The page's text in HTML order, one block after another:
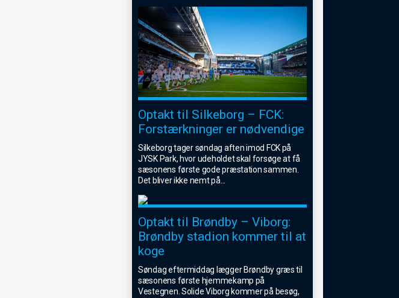
Optakt til Silkeborg – FCK:
Forstærkninger er nødvendige
Silkeborg tager søndag aften imod FCK på
JYSK Park, hvor udeholdet skal forsøge at få
sæsonens første gode præstation sammen.
Det bliver ikke nemt på
Optakt til Brøndby – Viborg:
Brøndby stadion kommer til at
koge
Søndag eftermiddag lægger Brøndby græs til
sæsonens første hjemmekamp på
Vestegnen. Solide Viborg kommer på besøg,